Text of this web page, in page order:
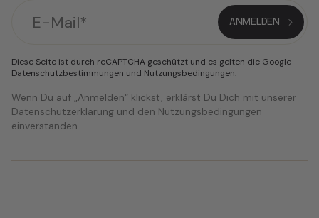
Diese Seite ist durch reCAPTCHA geschützt und es gelten die Google
Datenschutzbestimmungen und Nutzungsbedingungen.
Wenn Du auf „Anmelden“ klickst, erklärst Du Dich mit unserer
Datenschutzerklärung und den Nutzungsbedingungen
einverstanden.